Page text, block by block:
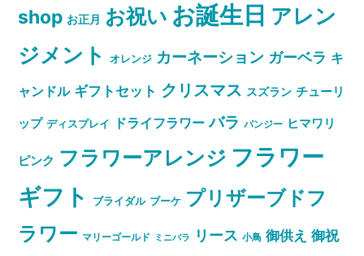
shop お正月 お祝い お誕生日 アレン
ジメント
オレンジ カーネーション ガーベラ キ
ャンドル ギフトセット クリスマス スズラン チューリ
ップ ディスプレイ ドライフラワー バラ パンジー ヒマワリ
ピンク フラワーアレンジ フラワー
ギフト
ブライダル ブーケ プリザーブドフ
ラワー マリーゴールド ミニバラ リース 小鳥 御供え 御祝